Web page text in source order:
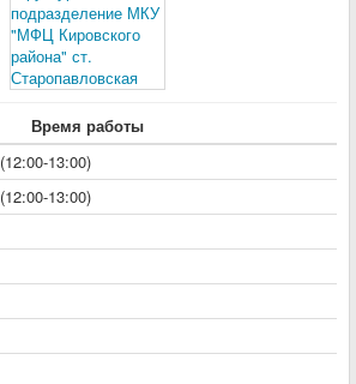
Время работы
(12:00-13:00)
(12:00-13:00)